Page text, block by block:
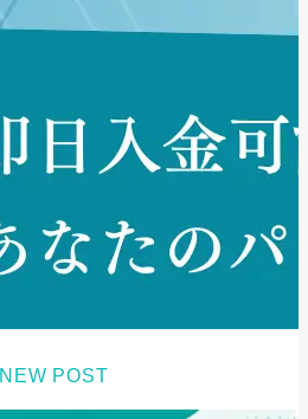
NEW POST